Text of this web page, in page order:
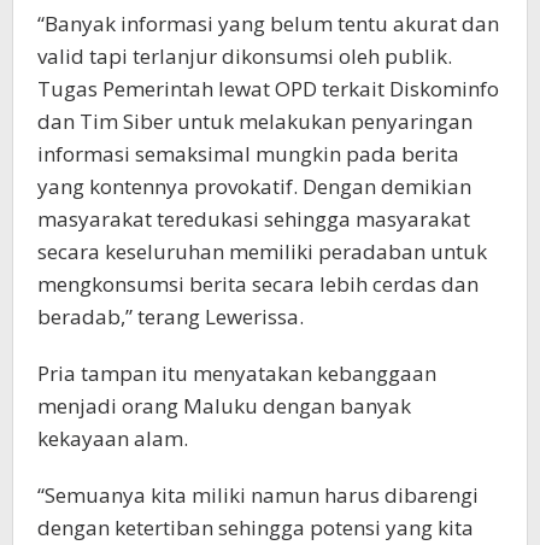
“Banyak informasi yang belum tentu akurat dan
valid tapi terlanjur dikonsumsi oleh publik.
Tugas Pemerintah lewat OPD terkait Diskominfo
dan Tim Siber untuk melakukan penyaringan
informasi semaksimal mungkin pada berita
yang kontennya provokatif. Dengan demikian
masyarakat teredukasi sehingga masyarakat
secara keseluruhan memiliki peradaban untuk
mengkonsumsi berita secara lebih cerdas dan
beradab,” terang Lewerissa.
Pria tampan itu menyatakan kebanggaan
menjadi orang Maluku dengan banyak
kekayaan alam.
“Semuanya kita miliki namun harus dibarengi
dengan ketertiban sehingga potensi yang kita